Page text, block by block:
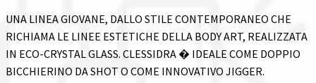
UNA LINEA GIOVANE, DALLO STILE CONTEMPORANEO CHE
RICHIAMA LE LINEE ESTETICHE DELLA BODY ART, REALIZZATA
IN ECO-CRYSTAL GLASS. CLESSIDRA � IDEALE COME DOPPIO
BICCHIERINO DA SHOT O COME INNOVATIVO JIGGER.